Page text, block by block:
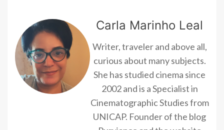
Carla Marinho Leal
Writer, traveler and above all,
curious about many subjects.
She has studied cinema since
2002 and is a Specialist in
Cinematographic Studies from
UNICAP. Founder of the blog